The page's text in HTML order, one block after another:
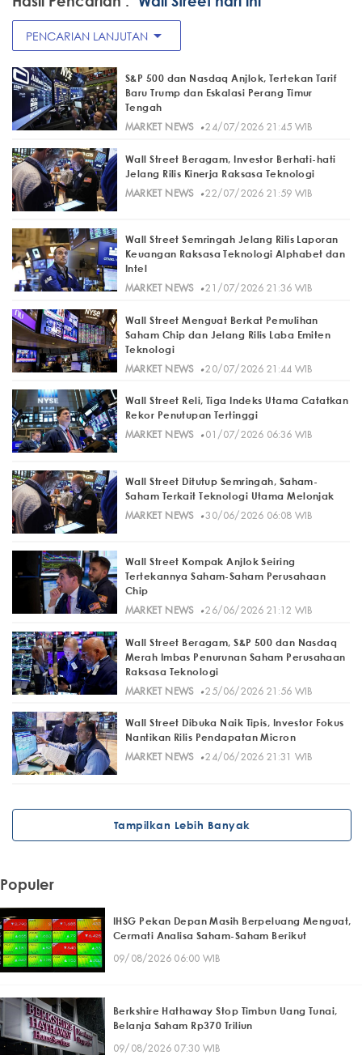
PENCARIAN LANJUTAN arrow_drop_down
S&P 500 dan Nasdaq Anjlok, Tertekan Tarif
Baru Trump dan Eskalasi Perang Timur
Tengah
MARKET NEWS· 24/07/2026 21:45 WIB
Wall Street Beragam, Investor Berhati-hati
Jelang Rilis Kinerja Raksasa Teknologi
MARKET NEWS· 22/07/2026 21:59 WIB
Wall Street Semringah Jelang Rilis Laporan
Keuangan Raksasa Teknologi Alphabet dan
Intel
MARKET NEWS· 21/07/2026 21:36 WIB
Wall Street Menguat Berkat Pemulihan
Saham Chip dan Jelang Rilis Laba Emiten
Teknologi
MARKET NEWS· 20/07/2026 21:44 WIB
Wall Street Reli, Tiga Indeks Utama Catatkan
Rekor Penutupan Tertinggi
MARKET NEWS· 01/07/2026 06:36 WIB
Wall Street Ditutup Semringah, Saham-
Saham Terkait Teknologi Utama Melonjak
MARKET NEWS· 30/06/2026 06:08 WIB
Wall Street Kompak Anjlok Seiring
Tertekannya Saham-Saham Perusahaan
Chip
MARKET NEWS· 26/06/2026 21:12 WIB
Wall Street Beragam, S&P 500 dan Nasdaq
Merah Imbas Penurunan Saham Perusahaan
Raksasa Teknologi
MARKET NEWS· 25/06/2026 21:56 WIB
Wall Street Dibuka Naik Tipis, Investor Fokus
Nantikan Rilis Pendapatan Micron
MARKET NEWS· 24/06/2026 21:31 WIB
Tampilkan Lebih Banyak
Populer
IHSG Pekan Depan Masih Berpeluang Menguat,
Cermati Analisa Saham-Saham Berikut
09/08/2026 06:00 WIB
Berkshire Hathaway Stop Timbun Uang Tunai,
Belanja Saham Rp370 Triliun
09/08/2026 07:30 WIB